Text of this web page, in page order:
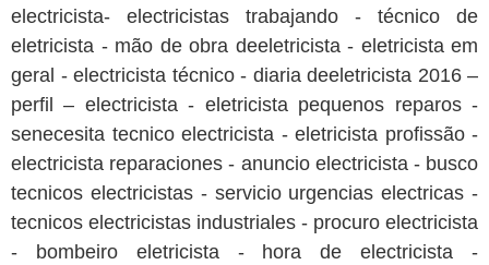
electricista- electricistas trabajando - técnico de
eletricista - mão de obra deeletricista - eletricista em
geral - electricista técnico - diaria deeletricista 2016 –
perfil – electricista - eletricista pequenos reparos -
senecesita tecnico electricista - eletricista profissão -
electricista reparaciones - anuncio electricista - busco
tecnicos electricistas - servicio urgencias electricas -
tecnicos electricistas industriales - procuro electricista
- bombeiro eletricista - hora de electricista -